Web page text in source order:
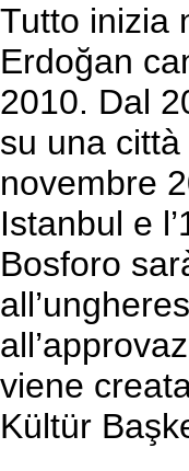
Tutto inizia
Erdoğan
2010. Dal
su una
novembre
Istanbul e
Bosforo
viene
Kültür